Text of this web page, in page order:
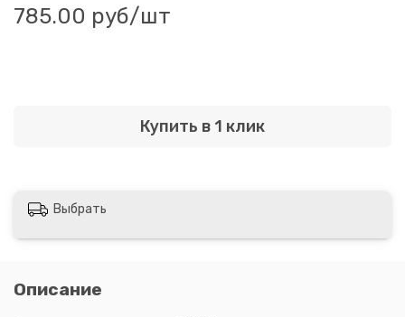
785.00 руб/шт
Купить в 1 клик
Выбрать
Описание